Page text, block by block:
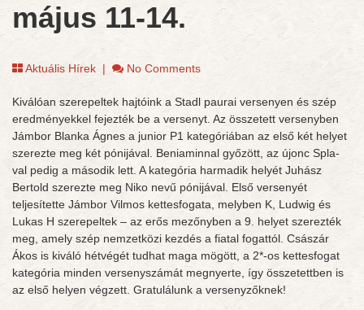
május 11-14.
Aktuális Hírek | No Comments
Kiválóan szerepeltek hajtóink a Stadl paurai versenyen és szép
eredményekkel fejezték be a versenyt. Az összetett versenyben
Jámbor Blanka Ágnes a junior P1 kategóriában az első két helyet
szerezte meg két pónijával. Beniaminnal győzött, az újonc Spla-
val pedig a második lett. A kategória harmadik helyét Juhász
Bertold szerezte meg Niko nevű pónijával. Első versenyét
teljesítette Jámbor Vilmos kettesfogata, melyben K, Ludwig és
Lukas H szerepeltek – az erős mezőnyben a 9. helyet szerezték
meg, amely szép nemzetközi kezdés a fiatal fogattól. Császár
Ákos is kiváló hétvégét tudhat maga mögött, a 2*-os kettesfogat
kategória minden versenyszámát megnyerte, így összetettben is
az első helyen végzett. Gratulálunk a versenyzőknek!